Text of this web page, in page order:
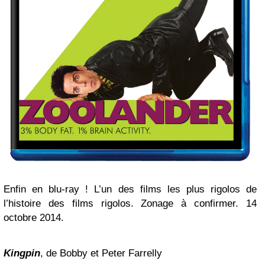
Enfin en blu-ray ! L’un des films les plus rigolos de
l’histoire des films rigolos. Zonage à confirmer. 14
octobre 2014.
Kingpin, de Bobby et Peter Farrelly